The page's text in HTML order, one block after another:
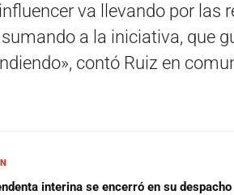
va llevando por las
a la iniciativa, que
contó Ruiz en
interina se encerró en su